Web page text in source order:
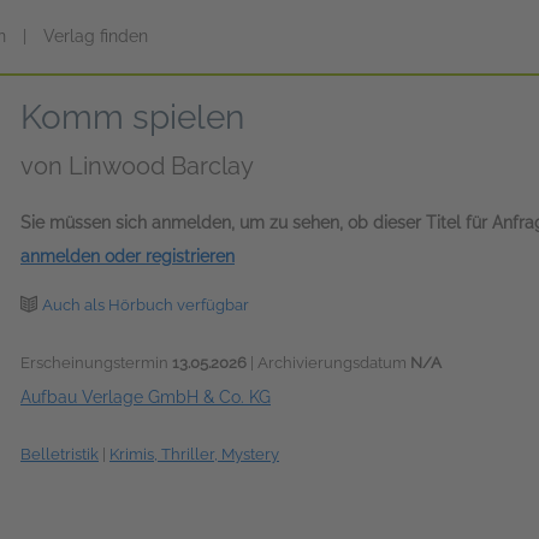
Verlag finden
Komm spielen
von Linwood Barclay
Sie müssen sich anmelden, um zu sehen, ob dieser Titel für
anmelden oder registrieren
Auch als Hörbuch verfügbar
Erscheinungstermin 13.05.2026 | Archivierungsdatum N/A
Aufbau Verlage GmbH & Co. KG
Belletristik Krimis, Thriller, Mystery